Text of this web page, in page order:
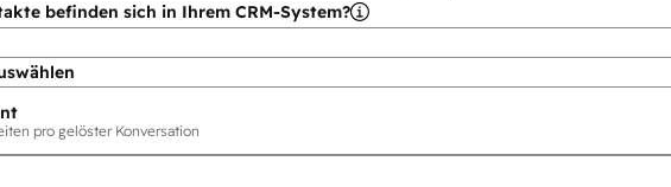
befinden sich in Ihrem CRM-System?
pro gelöster Konversation